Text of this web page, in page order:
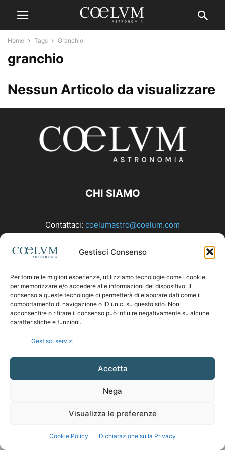
Gestisci Consenso
Per fornire le migliori esperienze, utilizziamo tecnologie come i cookie
per memorizzare e/o accedere alle informazioni del dispositivo. Il
consenso a queste tecnologie ci permetterà di elaborare dati come il
comportamento di navigazione o ID unici su questo sito. Non
acconsentire o ritirare il consenso può influire negativamente su alcune
caratteristiche e funzioni.
Gestisci servizi
Accetta
Nega
Visualizza le preferenze
Cookie Policy Dichiarazione sulla Privacy
Home Tags Granchio
granchio
Nessun Articolo da visualizzare
CHI SIAMO
Contattaci: coelumastro@coelum.com
SEGUICI